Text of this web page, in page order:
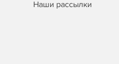
Наши рассылки